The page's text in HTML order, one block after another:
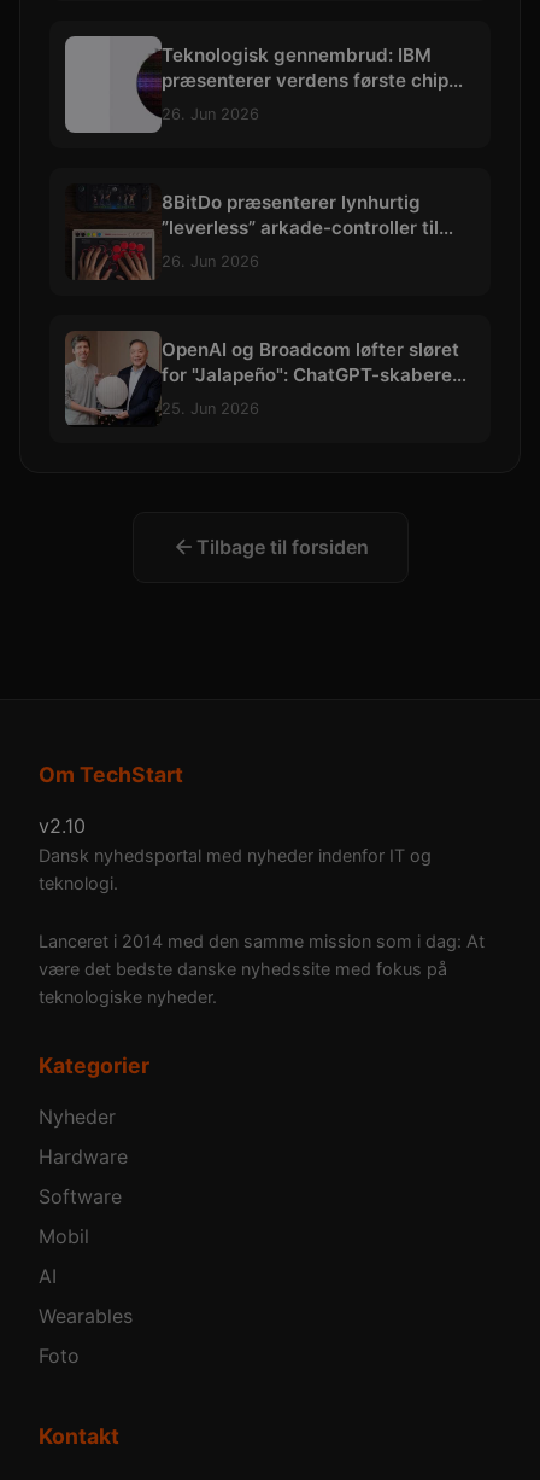
Teknologisk gennembrud: IBM
præsenterer verdens første chip
skabt med præcision under 1 nm
26. Jun 2026
8BitDo præsenterer lynhurtig
”leverless” arkade-controller til
hardcore kampspils-entusiaster
26. Jun 2026
OpenAI og Broadcom løfter sløret
for "Jalapeño": ChatGPT-skaberens
allerførste AI-chip
25. Jun 2026
Tilbage til forsiden
Om TechStart
v2.10
Dansk nyhedsportal med nyheder indenfor IT og
teknologi.
Lanceret i 2014 med den samme mission som i dag: At
være det bedste danske nyhedssite med fokus på
teknologiske nyheder.
Kategorier
Nyheder
Hardware
Software
Mobil
AI
Wearables
Foto
Kontakt